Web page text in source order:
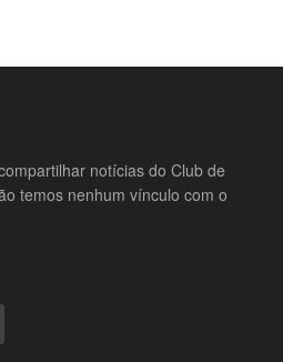
notícias do Club de
temos nenhum vínculo com o